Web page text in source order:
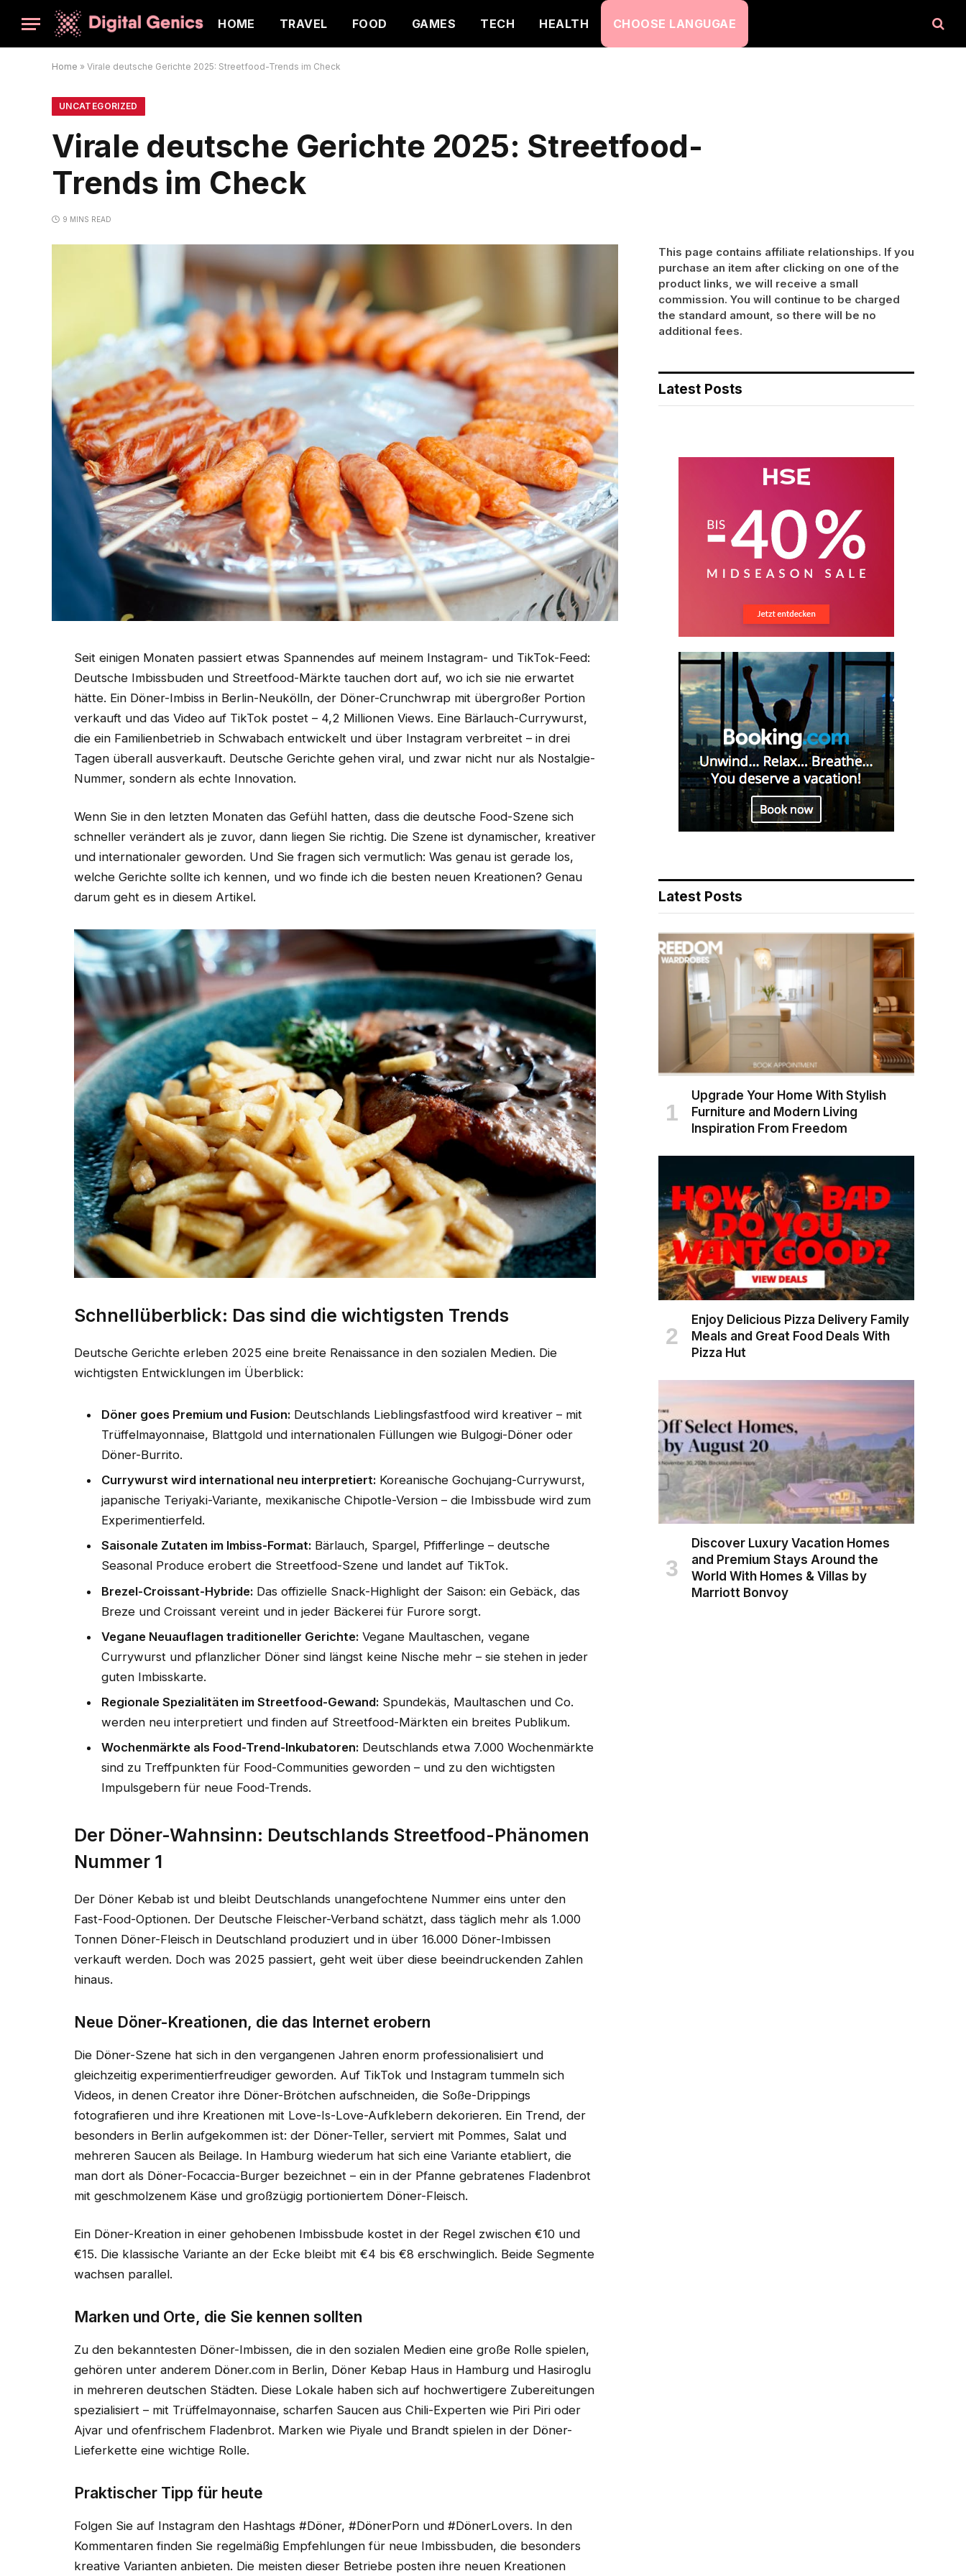
HOME TRAVEL FOOD GAMES TECH HEALTH CHOOSE LANGUGAE
Home » Virale deutsche Gerichte 2025: Streetfood-Trends im Check
UNCATEGORIZED
Virale deutsche Gerichte 2025: Streetfood-
Trends im Check
9 MINS READ
Seit einigen Monaten passiert etwas Spannendes auf meinem Instagram- und TikTok-Feed:
Deutsche Imbissbuden und Streetfood-Märkte tauchen dort auf, wo ich sie nie erwartet
hätte. Ein Döner-Imbiss in Berlin-Neukölln, der Döner-Crunchwrap mit übergroßer Portion
verkauft und das Video auf TikTok postet – 4,2 Millionen Views. Eine Bärlauch-Currywurst,
die ein Familienbetrieb in Schwabach entwickelt und über Instagram verbreitet – in drei
Tagen überall ausverkauft. Deutsche Gerichte gehen viral, und zwar nicht nur als Nostalgie-
Nummer, sondern als echte Innovation.
Wenn Sie in den letzten Monaten das Gefühl hatten, dass die deutsche Food-Szene sich
schneller verändert als je zuvor, dann liegen Sie richtig. Die Szene ist dynamischer, kreativer
und internationaler geworden. Und Sie fragen sich vermutlich: Was genau ist gerade los,
welche Gerichte sollte ich kennen, und wo finde ich die besten neuen Kreationen? Genau
darum geht es in diesem Artikel.
Schnellüberblick: Das sind die wichtigsten Trends
Deutsche Gerichte erleben 2025 eine breite Renaissance in den sozialen Medien. Die
wichtigsten Entwicklungen im Überblick:
Döner goes Premium und Fusion: Deutschlands Lieblingsfastfood wird kreativer – mit
Trüffelmayonnaise, Blattgold und internationalen Füllungen wie Bulgogi-Döner oder
Döner-Burrito.
Currywurst wird international neu interpretiert: Koreanische Gochujang-Currywurst,
japanische Teriyaki-Variante, mexikanische Chipotle-Version – die Imbissbude wird zum
Experimentierfeld.
Saisonale Zutaten im Imbiss-Format: Bärlauch, Spargel, Pfifferlinge – deutsche
Seasonal Produce erobert die Streetfood-Szene und landet auf TikTok.
Brezel-Croissant-Hybride: Das offizielle Snack-Highlight der Saison: ein Gebäck, das
Breze und Croissant vereint und in jeder Bäckerei für Furore sorgt.
Vegane Neuauflagen traditioneller Gerichte: Vegane Maultaschen, vegane
Currywurst und pflanzlicher Döner sind längst keine Nische mehr – sie stehen in jeder
guten Imbisskarte.
Regionale Spezialitäten im Streetfood-Gewand: Spundekäs, Maultaschen und Co.
werden neu interpretiert und finden auf Streetfood-Märkten ein breites Publikum.
Wochenmärkte als Food-Trend-Inkubatoren: Deutschlands etwa 7.000 Wochenmärkte
sind zu Treffpunkten für Food-Communities geworden – und zu den wichtigsten
Impulsgebern für neue Food-Trends.
Der Döner-Wahnsinn: Deutschlands Streetfood-Phänomen
Nummer 1
Der Döner Kebab ist und bleibt Deutschlands unangefochtene Nummer eins unter den
Fast-Food-Optionen. Der Deutsche Fleischer-Verband schätzt, dass täglich mehr als 1.000
Tonnen Döner-Fleisch in Deutschland produziert und in über 16.000 Döner-Imbissen
verkauft werden. Doch was 2025 passiert, geht weit über diese beeindruckenden Zahlen
hinaus.
Neue Döner-Kreationen, die das Internet erobern
Die Döner-Szene hat sich in den vergangenen Jahren enorm professionalisiert und
gleichzeitig experimentierfreudiger geworden. Auf TikTok und Instagram tummeln sich
Videos, in denen Creator ihre Döner-Brötchen aufschneiden, die Soße-Drippings
fotografieren und ihre Kreationen mit Love-Is-Love-Aufklebern dekorieren. Ein Trend, der
besonders in Berlin aufgekommen ist: der Döner-Teller, serviert mit Pommes, Salat und
mehreren Saucen als Beilage. In Hamburg wiederum hat sich eine Variante etabliert, die
man dort als Döner-Focaccia-Burger bezeichnet – ein in der Pfanne gebratenes Fladenbrot
mit geschmolzenem Käse und großzügig portioniertem Döner-Fleisch.
Ein Döner-Kreation in einer gehobenen Imbissbude kostet in der Regel zwischen €10 und
€15. Die klassische Variante an der Ecke bleibt mit €4 bis €8 erschwinglich. Beide Segmente
wachsen parallel.
Marken und Orte, die Sie kennen sollten
Zu den bekanntesten Döner-Imbissen, die in den sozialen Medien eine große Rolle spielen,
gehören unter anderem Döner.com in Berlin, Döner Kebap Haus in Hamburg und Hasiroglu
in mehreren deutschen Städten. Diese Lokale haben sich auf hochwertigere Zubereitungen
spezialisiert – mit Trüffelmayonnaise, scharfen Saucen aus Chili-Experten wie Piri Piri oder
Ajvar und ofenfrischem Fladenbrot. Marken wie Piyale und Brandt spielen in der Döner-
Lieferkette eine wichtige Rolle.
Praktischer Tipp für heute
Folgen Sie auf Instagram den Hashtags #Döner, #DönerPorn und #DönerLovers. In den
Kommentaren finden Sie regelmäßig Empfehlungen für neue Imbissbuden, die besonders
kreative Varianten anbieten. Die meisten dieser Betriebe posten ihre neuen Kreationen
This page contains affiliate relationships. If you
purchase an item after clicking on one of the
product links, we will receive a small
commission. You will continue to be charged
the standard amount, so there will be no
additional fees.
Latest Posts
Latest Posts
Upgrade Your Home With Stylish
Furniture and Modern Living
Inspiration From Freedom
Enjoy Delicious Pizza Delivery Family
Meals and Great Food Deals With
Pizza Hut
Discover Luxury Vacation Homes
and Premium Stays Around the
World With Homes & Villas by
Marriott Bonvoy